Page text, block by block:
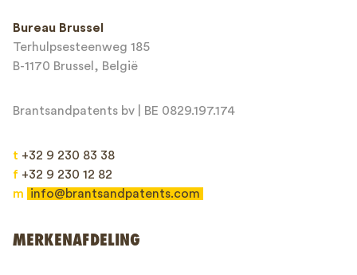
Bericht*
Bureau Brussel
Terhulpsesteenweg 185
B-1170 Brussel, België
Brantsandpatents bv | BE 0829.197.174
t +32 9 230 83 38
f +32 9 230 12 82
m
info@brantsandpatents.com
MERKENAFDELING